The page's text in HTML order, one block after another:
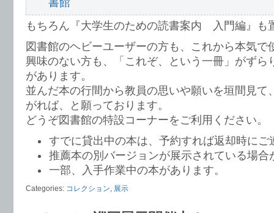
もちろん『大学生のための読書案内 入門編』も
図書館のヘビーユーザーの方も、これから本気で
興味のない方も、「これぞ、という一冊」がずら
があります。
並んだ本の行間から教員の思いや願いを垣間見て
がれば、と願っております。
どうぞ図書館の特設コーナーをご利用ください。
すでに貸出中の本は、予約すれば返却時にご
推薦本の別バージョンが展示されている場合
一部、入手作業中の本があります。
Categories: コレクション, 展示